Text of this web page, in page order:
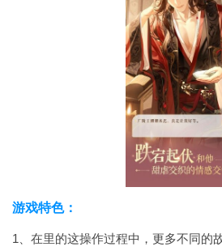
游戏特色：
1、在里的这操作过程中，更多不同的